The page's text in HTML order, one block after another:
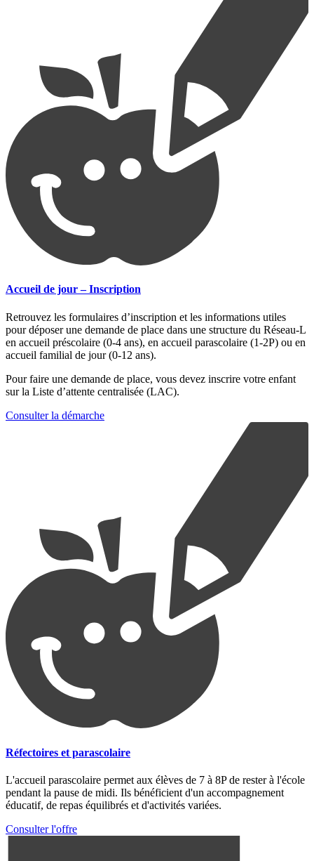
Accueil de jour – Inscription
Retrouvez les formulaires d’inscription et les informations utiles
pour déposer une demande de place dans une structure du Réseau-L
en accueil préscolaire (0-4 ans), en accueil parascolaire (1-2P) ou en
accueil familial de jour (0-12 ans).
Pour faire une demande de place, vous devez inscrire votre enfant
sur la Liste d’attente centralisée (LAC).
Consulter la démarche
Réfectoires et parascolaire
L'accueil parascolaire permet aux élèves de 7 à 8P de rester à l'école
pendant la pause de midi. Ils bénéficient d'un accompagnement
éducatif, de repas équilibrés et d'activités variées.
Consulter l'offre